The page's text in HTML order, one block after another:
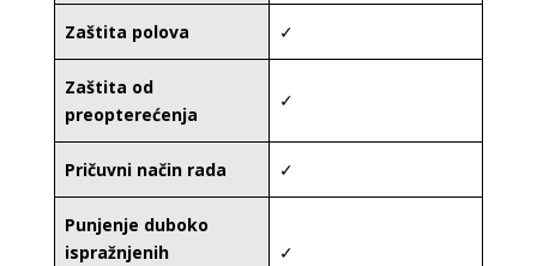
Zaštita polova ✓
Zaštita od
preopterećenja
✓
Pričuvni način rada ✓
Punjenje duboko
ispražnjenih
✓